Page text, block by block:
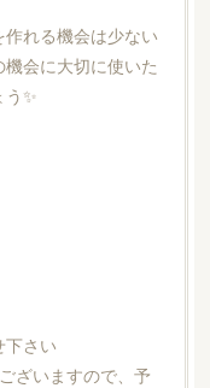
れる機会は少ない
会に大切に使いた
✨
下さい
ざいますので、予